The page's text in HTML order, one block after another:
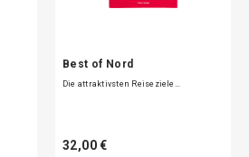
Best of Nord
Die attraktivsten Reiseziele…
32,00 €